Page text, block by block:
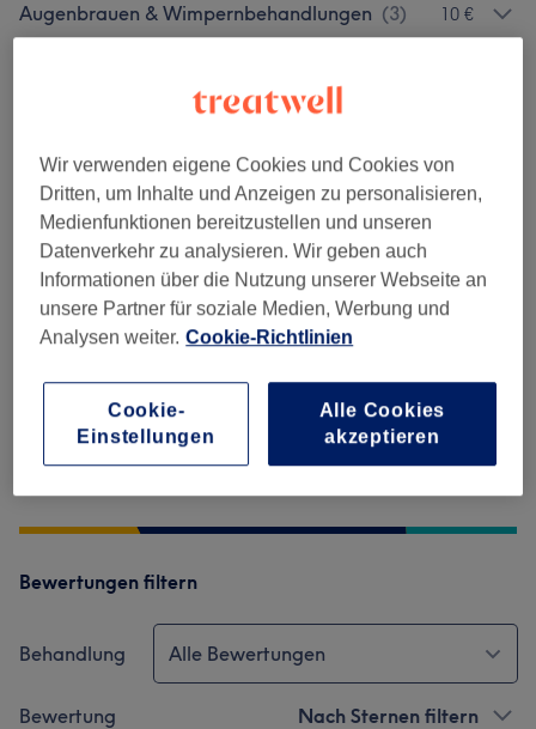
Augenbrauen & Wimpernbehandlungen (3) 10 €
Salonbewertungen
4,8
Ambiente
Sauberkeit
Service
Bewertungen filtern
Behandlung Alle Bewertungen
Bewertung Nach Sternen filtern
Wir verwenden eigene Cookies und Cookies von
Dritten, um Inhalte und Anzeigen zu personalisieren,
Medienfunktionen bereitzustellen und unseren
Datenverkehr zu analysieren. Wir geben auch
Informationen über die Nutzung unserer Webseite an
unsere Partner für soziale Medien, Werbung und
Analysen weiter. Cookie-Richtlinien
Cookie-
Einstellungen
Alle Cookies
akzeptieren